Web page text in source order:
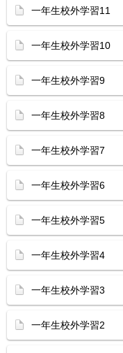
一年生校外学習11
一年生校外学習10
一年生校外学習9
一年生校外学習8
一年生校外学習7
一年生校外学習6
一年生校外学習5
一年生校外学習4
一年生校外学習3
一年生校外学習2